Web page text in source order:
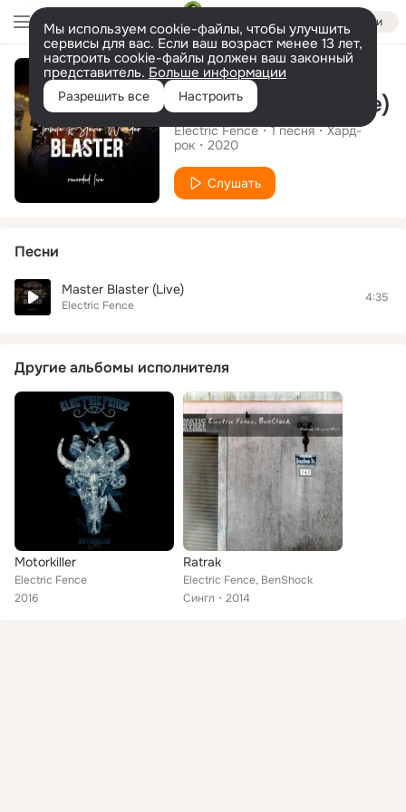
Войти
Мы используем cookie-файлы, чтобы улучшить
сервисы для вас. Если ваш возраст менее 13 лет,
настроить cookie-файлы должен ваш законный
представитель. Больше информации
Разрешить все Настроить
Сингл
Master Blaster (Live)
Electric Fence 1песня
Хард-
рок
2020
Слушать
Песни
Master Blaster (Live)
Electric Fence
4:35
Другие альбомы исполнителя
Motorkiller
Electric Fence
2016
Ratrak
Electric Fence, BenShock
Сингл
2014